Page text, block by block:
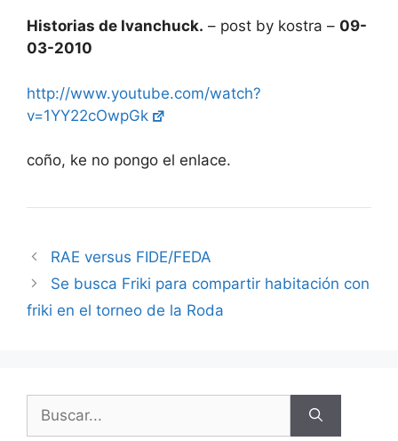
Historias de Ivanchuck. – post by kostra – 09-
03-2010
http://www.youtube.com/watch?
v=1YY22cOwpGk
coño, ke no pongo el enlace.
RAE versus FIDE/FEDA
Se busca Friki para compartir habitación con
friki en el torneo de la Roda
Buscar: